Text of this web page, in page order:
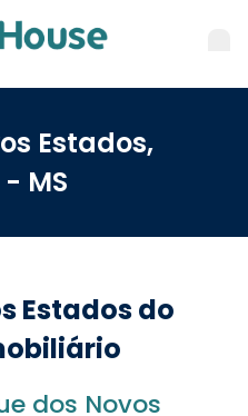
Estados,
MS
Estados do
dos Novos